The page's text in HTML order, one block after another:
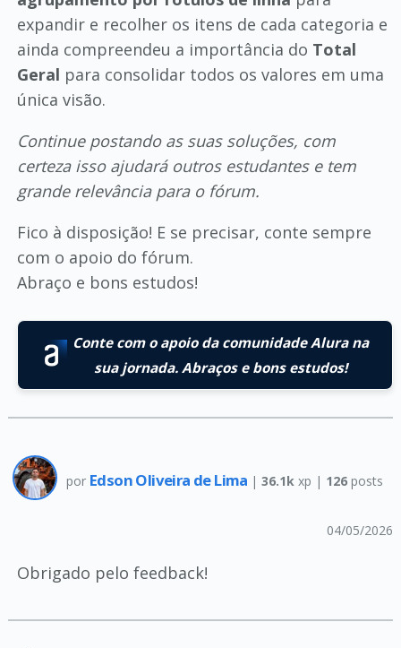
expandir e recolher os itens de cada categoria e
ainda compreendeu a importância do Total
Geral para consolidar todos os valores em uma
única visão.
Continue postando as suas soluções, com
certeza isso ajudará outros estudantes e tem
grande relevância para o fórum.
Fico à disposição! E se precisar, conte sempre
com o apoio do fórum.
Abraço e bons estudos!
Conte com o apoio da comunidade Alura na
sua jornada. Abraços e bons estudos!
por Edson Oliveira de Lima |36.1k xp | 126 posts
04/05/2026
Obrigado pelo feedback!